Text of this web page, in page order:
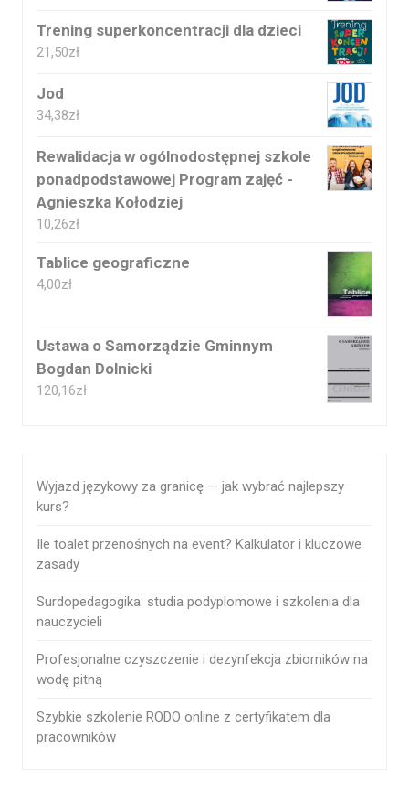
Trening superkoncentracji dla dzieci
21,50zł
Jod
34,38zł
Rewalidacja w ogólnodostępnej szkole
ponadpodstawowej Program zajęć -
Agnieszka Kołodziej
10,26zł
Tablice geograficzne
4,00zł
Ustawa o Samorządzie Gminnym
Bogdan Dolnicki
120,16zł
Wyjazd językowy za granicę — jak wybrać najlepszy
kurs?
Ile toalet przenośnych na event? Kalkulator i kluczowe
zasady
Surdopedagogika: studia podyplomowe i szkolenia dla
nauczycieli
Profesjonalne czyszczenie i dezynfekcja zbiorników na
wodę pitną
Szybkie szkolenie RODO online z certyfikatem dla
pracowników